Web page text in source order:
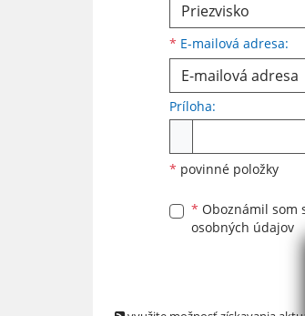
* E-mailová adresa:
Príloha:
* povinné položky
* Oboznámil som
osobných údajov